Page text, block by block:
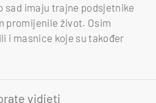
sad imaju trajne podsjetnike
promijenile život. Osim
i masnice koje su također
vidjeti